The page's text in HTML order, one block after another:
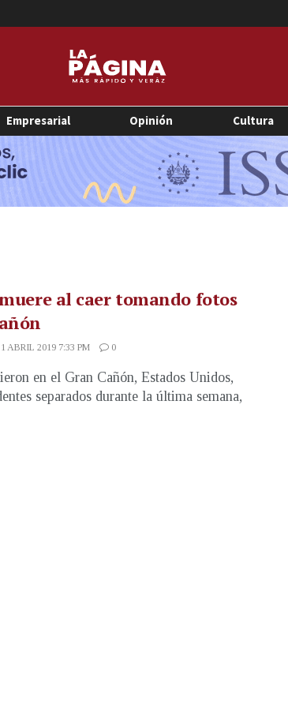
Empresarial Opinión Cultura
al caer tomando fotos
ABRIL 2019 7:33 PM 0
en el Gran Cañón, Estados Unidos,
separados durante la última semana,